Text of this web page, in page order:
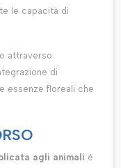
le capacità di
attraverso
di
essenze floreali che
agli animali è